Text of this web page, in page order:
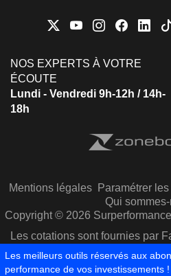
NOS EXPERTS À VOTRE
ÉCOUTE
Lundi - Vendredi 9h-12h / 14h-
18h
Mentions légales Paramétrer
Qui
Copyright © 2026
Les cotations sont fournies par
Capital
Les meilleurs outils réservés aux
performance de vos investissements !